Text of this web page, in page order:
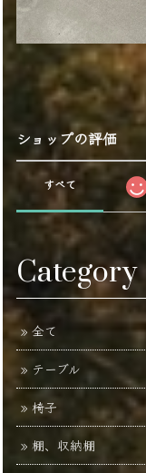
ショップの評価
すべて
Category
全て
テーブル
椅子
棚、収納棚